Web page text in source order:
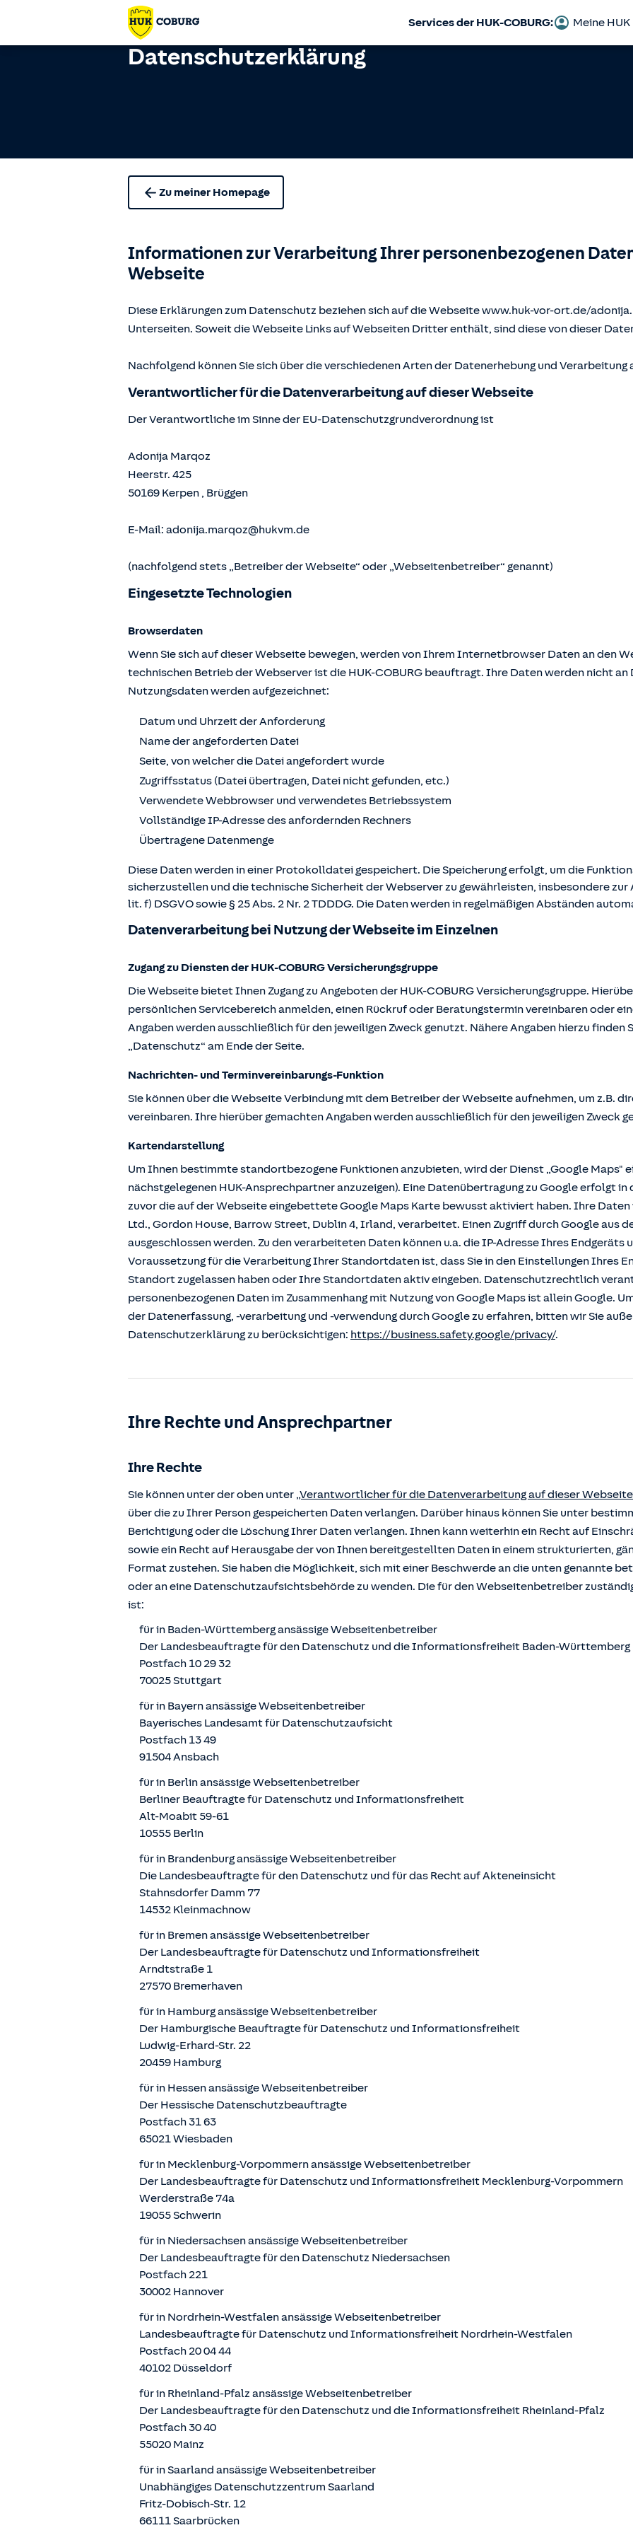
Services der HUK-COBURG: Meine HUK
Datenschutzerklärung
Zu meiner Homepage
Informationen zur Verarbeitung Ihrer personenbezogenen
Webseite
Diese Erklärungen zum Datenschutz beziehen sich auf die Webseite www.huk-vor-ort.de/
Unterseiten. Soweit die Webseite Links auf Webseiten Dritter enthält, sind diese von dieser
Nachfolgend können Sie sich über die verschiedenen Arten der Datenerhebung und
Verantwortlicher für die Datenverarbeitung auf dieser Webseite
Der Verantwortliche im Sinne der EU-Datenschutzgrundverordnung ist
Adonija Marqoz
Heerstr. 425
50169 Kerpen , Brüggen
E-Mail: adonija.marqoz@hukvm.de
(nachfolgend stets „Betreiber der Webseite“ oder „Webseitenbetreiber“ genannt)
Eingesetzte Technologien
Browserdaten
Wenn Sie sich auf dieser Webseite bewegen, werden von Ihrem Internetbrowser Daten an den
technischen Betrieb der Webserver ist die HUK-COBURG beauftragt. Ihre Daten werden nicht
Nutzungsdaten werden aufgezeichnet:
Datum und Uhrzeit der Anforderung
Name der angeforderten Datei
Seite, von welcher die Datei angefordert wurde
Zugriffsstatus (Datei übertragen, Datei nicht gefunden, etc.)
Verwendete Webbrowser und verwendetes Betriebssystem
Vollständige IP-Adresse des anfordernden Rechners
Übertragene Datenmenge
Diese Daten werden in einer Protokolldatei gespeichert. Die Speicherung erfolgt, um die
sicherzustellen und die technische Sicherheit der Webserver zu gewährleisten, insbesondere zur
lit. f) DSGVO sowie § 25 Abs. 2 Nr. 2 TDDDG. Die Daten werden in regelmäßigen Abständen
Datenverarbeitung bei Nutzung der Webseite im Einzelnen
Zugang zu Diensten der HUK-COBURG Versicherungsgruppe
Die Webseite bietet Ihnen Zugang zu Angeboten der HUK-COBURG Versicherungsgruppe.
persönlichen Servicebereich anmelden, einen Rückruf oder Beratungstermin vereinbaren oder
Angaben werden ausschließlich für den jeweiligen Zweck genutzt. Nähere Angaben hierzu finden
„Datenschutz“ am Ende der Seite.
Nachrichten- und Terminvereinbarungs-Funktion
Sie können über die Webseite Verbindung mit dem Betreiber der Webseite aufnehmen, um z.B.
vereinbaren. Ihre hierüber gemachten Angaben werden ausschließlich für den jeweiligen Zweck
Kartendarstellung
Um Ihnen bestimmte standortbezogene Funktionen anzubieten, wird der Dienst „Google Maps"
nächstgelegenen HUK-Ansprechpartner anzuzeigen). Eine Datenübertragung zu Google erfolgt in
zuvor die auf der Webseite eingebettete Google Maps Karte bewusst aktiviert haben. Ihre
Ltd., Gordon House, Barrow Street, Dublin 4, Irland, verarbeitet. Einen Zugriff durch Google aus
ausgeschlossen werden. Zu den verarbeiteten Daten können u.a. die IP-Adresse Ihres
Voraussetzung für die Verarbeitung Ihrer Standortdaten ist, dass Sie in den Einstellungen Ihres
Standort zugelassen haben oder Ihre Standortdaten aktiv eingeben. Datenschutzrechtlich
personenbezogenen Daten im Zusammenhang mit Nutzung von Google Maps ist allein Google.
der Datenerfassung, -verarbeitung und -verwendung durch Google zu erfahren, bitten wir Sie
Datenschutzerklärung zu berücksichtigen: https://business.safety.google/privacy/.
Ihre Rechte und Ansprechpartner
Ihre Rechte
Sie können unter der oben unter „Verantwortlicher für die Datenverarbeitung auf dieser
über die zu Ihrer Person gespeicherten Daten verlangen. Darüber hinaus können Sie unter
Berichtigung oder die Löschung Ihrer Daten verlangen. Ihnen kann weiterhin ein Recht auf
sowie ein Recht auf Herausgabe der von Ihnen bereitgestellten Daten in einem strukturierten,
Format zustehen. Sie haben die Möglichkeit, sich mit einer Beschwerde an die unten genannte
oder an eine Datenschutzaufsichtsbehörde zu wenden. Die für den Webseitenbetreiber
ist:
für in Baden-Württemberg ansässige Webseitenbetreiber
Der Landesbeauftragte für den Datenschutz und die Informationsfreiheit Baden-Württemberg
Postfach 10 29 32
70025 Stuttgart
für in Bayern ansässige Webseitenbetreiber
Bayerisches Landesamt für Datenschutzaufsicht
Postfach 13 49
91504 Ansbach
für in Berlin ansässige Webseitenbetreiber
Berliner Beauftragte für Datenschutz und Informationsfreiheit
Alt-Moabit 59-61
10555 Berlin
für in Brandenburg ansässige Webseitenbetreiber
Die Landesbeauftragte für den Datenschutz und für das Recht auf Akteneinsicht
Stahnsdorfer Damm 77
14532 Kleinmachnow
für in Bremen ansässige Webseitenbetreiber
Der Landesbeauftragte für Datenschutz und Informationsfreiheit
Arndtstraße 1
27570 Bremerhaven
für in Hamburg ansässige Webseitenbetreiber
Der Hamburgische Beauftragte für Datenschutz und Informationsfreiheit
Ludwig-Erhard-Str. 22
20459 Hamburg
für in Hessen ansässige Webseitenbetreiber
Der Hessische Datenschutzbeauftragte
Postfach 31 63
65021 Wiesbaden
für in Mecklenburg-Vorpommern ansässige Webseitenbetreiber
Der Landesbeauftragte für Datenschutz und Informationsfreiheit Mecklenburg-Vorpommern
Werderstraße 74a
19055 Schwerin
für in Niedersachsen ansässige Webseitenbetreiber
Der Landesbeauftragte für den Datenschutz Niedersachsen
Postfach 221
30002 Hannover
für in Nordrhein-Westfalen ansässige Webseitenbetreiber
Landesbeauftragte für Datenschutz und Informationsfreiheit Nordrhein-Westfalen
Postfach 20 04 44
40102 Düsseldorf
für in Rheinland-Pfalz ansässige Webseitenbetreiber
Der Landesbeauftragte für den Datenschutz und die Informationsfreiheit Rheinland-Pfalz
Postfach 30 40
55020 Mainz
für in Saarland ansässige Webseitenbetreiber
Unabhängiges Datenschutzzentrum Saarland
Fritz-Dobisch-Str. 12
66111 Saarbrücken